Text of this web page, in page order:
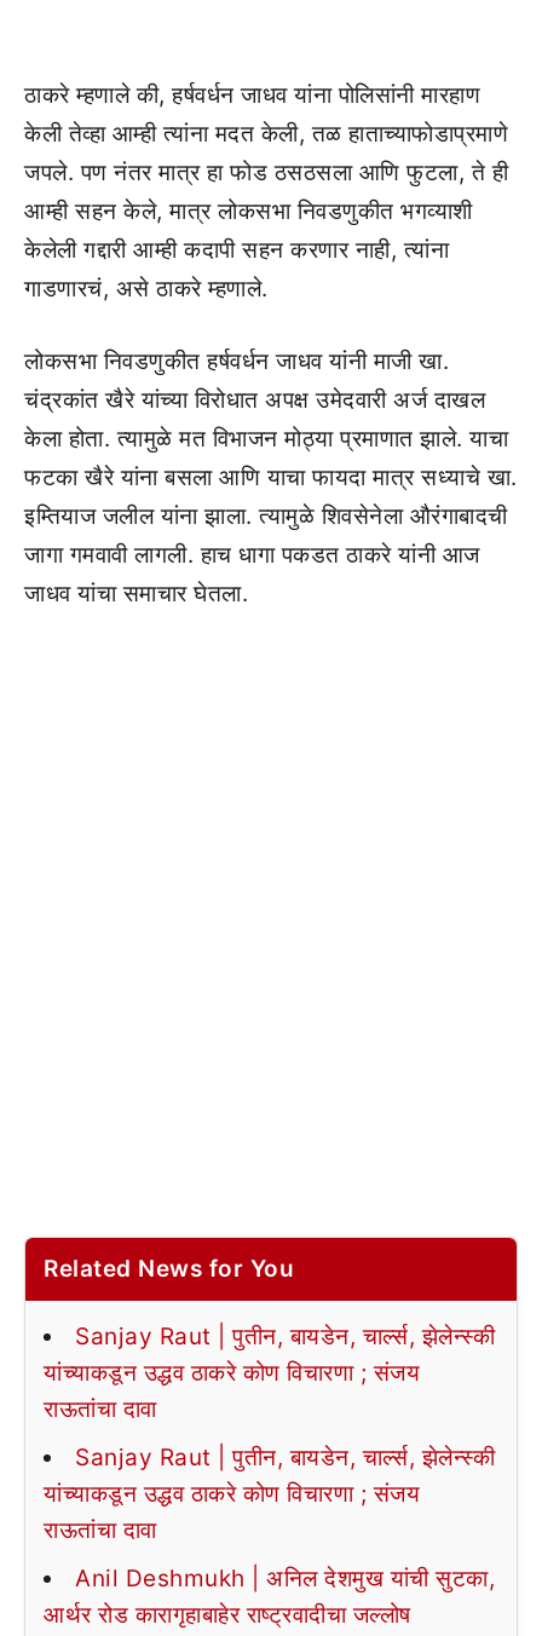
ठाकरे म्हणाले की, हर्षवर्धन जाधव यांना पोलिसांनी मारहाण
केली तेव्हा आम्ही त्यांना मदत केली, तळ हाताच्याफोडाप्रमाणे
जपले. पण नंतर मात्र हा फोड ठसठसला आणि फुटला, ते ही
आम्ही सहन केले, मात्र लोकसभा निवडणुकीत भगव्याशी
केलेली गद्दारी आम्ही कदापी सहन करणार नाही, त्यांना
गाडणारचं, असे ठाकरे म्हणाले.
लोकसभा निवडणुकीत हर्षवर्धन जाधव यांनी माजी खा.
चंद्रकांत खैरे यांच्या विरोधात अपक्ष उमेदवारी अर्ज दाखल
केला होता. त्यामुळे मत विभाजन मोठ्या प्रमाणात झाले. याचा
फटका खैरे यांना बसला आणि याचा फायदा मात्र सध्याचे खा.
इम्तियाज जलील यांना झाला. त्यामुळे शिवसेनेला औरंगाबादची
जागा गमवावी लागली. हाच धागा पकडत ठाकरे यांनी आज
जाधव यांचा समाचार घेतला.
Related News for You
Sanjay Raut | पुतीन, बायडेन, चार्ल्स, झेलेन्स्की
यांच्याकडून उद्धव ठाकरे कोण विचारणा ; संजय
राऊतांचा दावा
Sanjay Raut | पुतीन, बायडेन, चार्ल्स, झेलेन्स्की
यांच्याकडून उद्धव ठाकरे कोण विचारणा ; संजय
राऊतांचा दावा
Anil Deshmukh | अनिल देशमुख यांची सुटका,
आर्थर रोड कारागृहाबाहेर राष्ट्रवादीचा जल्लोष